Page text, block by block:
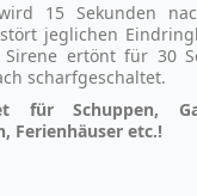
15 Sekunden
jeglichen
Sirene ertönt für 30
scharfgeschaltet.
für Schuppen,
Ferienhäuser etc.!